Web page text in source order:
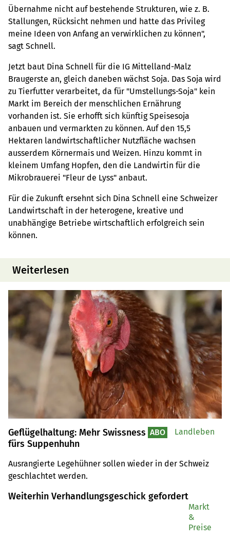
Übernahme nicht auf bestehende Strukturen, wie z. B.
Stallungen, Rücksicht nehmen und hatte das Privileg
meine Ideen von Anfang an verwirklichen zu können",
sagt Schnell.
Jetzt baut Dina Schnell für die IG Mittelland-Malz
Braugerste an, gleich daneben wächst Soja. Das Soja wird
zu Tierfutter verarbeitet, da für "Umstellungs-Soja" kein
Markt im Bereich der menschlichen Ernährung
vorhanden ist. Sie erhofft sich künftig Speisesoja
anbauen und vermarkten zu können. Auf den 15,5
Hektaren landwirtschaftlicher Nutzfläche wachsen
ausserdem Körnermais und Weizen. Hinzu kommt in
kleinem Umfang Hopfen, den die Landwirtin für die
Mikrobrauerei "Fleur de Lyss" anbaut.
Für die Zukunft ersehnt sich Dina Schnell eine Schweizer
Landwirtschaft in der heterogene, kreative und
unabhängige Betriebe wirtschaftlich erfolgreich sein
können.
Weiterlesen
Geflügelhaltung: Mehr Swissness
fürs Suppenhuhn
Ausrangierte Legehühner sollen wieder in der Schweiz
geschlachtet werden.
ABO Landleben
Weiterhin Verhandlungsgeschick gefordert
Markt
&
Preise